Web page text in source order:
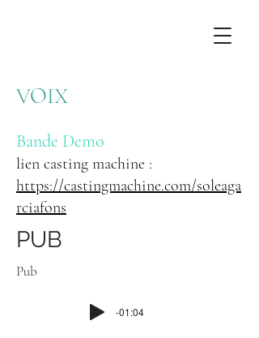
VOIX
Bande Demo
lien casting machine :
https://castingmachine.com/soleaga
rciafons
PUB
Pub
-01:04